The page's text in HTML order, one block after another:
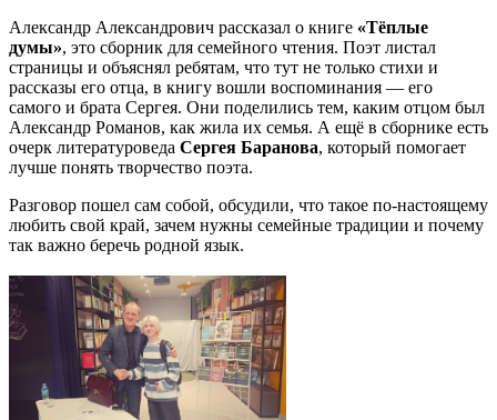
Александр Александрович рассказал о книге «Тёплые
думы», это сборник для семейного чтения. Поэт листал
страницы и объяснял ребятам, что тут не только стихи и
рассказы его отца, в книгу вошли воспоминания — его
самого и брата Сергея. Они поделились тем, каким отцом был
Александр Романов, как жила их семья. А ещё в сборнике есть
очерк литературоведа Сергея Баранова, который помогает
лучше понять творчество поэта.
Разговор пошел сам собой, обсудили, что такое по-настоящему
любить свой край, зачем нужны семейные традиции и почему
так важно беречь родной язык.